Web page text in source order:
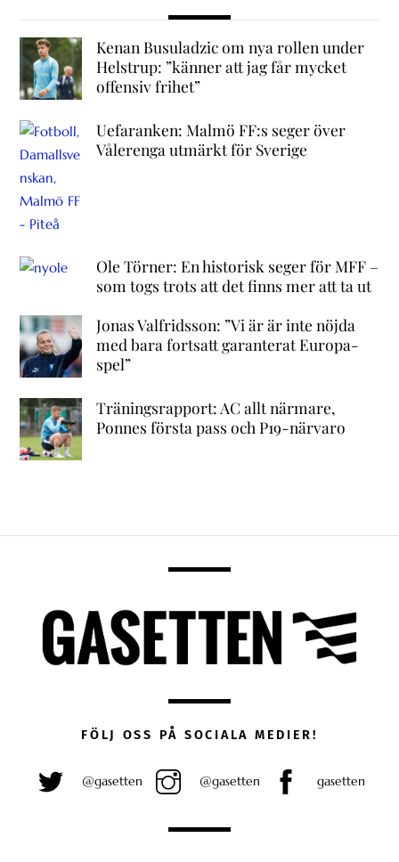
Kenan Busuladzic om nya rollen under
Helstrup: ”känner att jag får mycket
offensiv frihet”
Uefaranken: Malmö FF:s seger över
Vålerenga utmärkt för Sverige
Ole Törner: En historisk seger för MFF –
som togs trots att det finns mer att ta ut
Jonas Valfridsson: ”Vi är är inte nöjda
med bara fortsatt garanterat Europa-
spel”
Träningsrapport: AC allt närmare,
Ponnes första pass och P19-närvaro
FÖLJ OSS PÅ SOCIALA MEDIER!
@gasetten @gasetten gasetten